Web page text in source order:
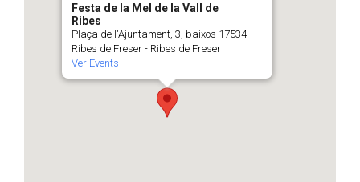
Festa de la Mel de la Vall de
Ribes
Plaça de l'Ajuntament, 3, baixos 17534
Ribes de Freser - Ribes de Freser
Ver Events